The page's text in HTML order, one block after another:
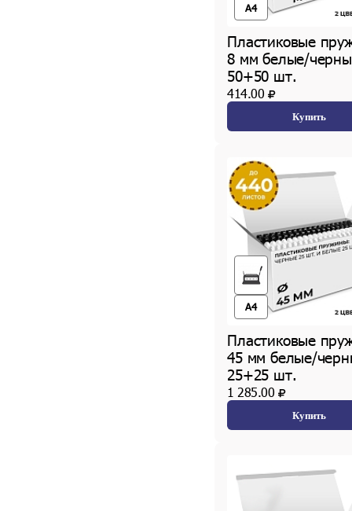
A4
Пластиковые
8 мм белые/
50+50 шт.
414.00
Купить
A4
Пластиковые
45 мм белые/
25+25 шт.
1 285.00
Купить